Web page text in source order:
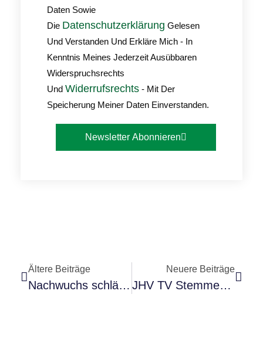
Daten Sowie
Die Datenschutzerklärung Gelesen
Und Verstanden Und Erkläre Mich - In
Kenntnis Meines Jederzeit Ausübbaren
Widerspruchsrechts
Und Widerrufsrechts - Mit Der
Speicherung Meiner Daten Einverstanden.
Newsletter Abonnieren
Ältere Beiträge
Nachwuchs schlägt die alten Hasen
Neuere Beiträge
JHV TV Stemmer 2020